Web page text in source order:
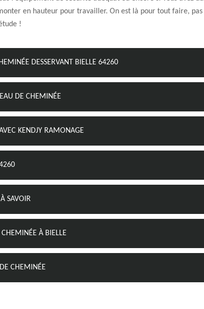
en hauteur pour travailler. On est là pour tout faire, pas
!
DESSERVANT BIELLE 64260
DE CHEMINÉE
KENDJY RAMONAGE
SAVOIR
CHEMINÉE À BIELLE
CHEMINÉE